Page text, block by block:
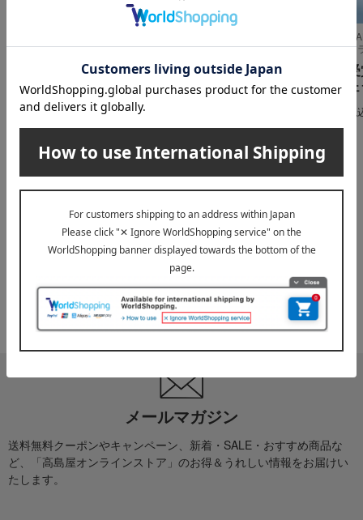
ョコラ ドゥ アッシュ）
アイスクリーム＆シャ
ーベット
税込 5,600 円
6種10個
税込 4,320
ェ
税
INFORMATION
2026年07月29日
お届け遅延のお知らせ
2025年10月03日
『お届け先のご住所』ご確認のお願い
メールマガジン
送料無料クーポンやキャンペーン、新着・SALE・おすすめ商品な
ど、「高島屋オンラインストア」のお得＆うれしい情報をお届けい
たします。